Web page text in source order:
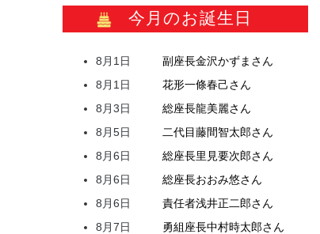
今月のお誕生日
8月1日 副座長金沢かずま さん
8月1日
花形一條春己さん
8月3日
総座長龍美麗さん
8月5日
二代目藤間智太郎さん
8月6日
総座長里見要次郎さん
8月6日
総座長おおみ悠さん
8月6日
責任者浅井正二郎さん
8月7日
勇組座長中村時太郎さん